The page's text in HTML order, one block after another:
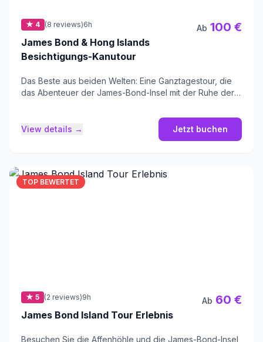
★ 4 (8 reviews)6h
James Bond & Hong Islands
Besichtigungs-Kanutour
Ab 100 €
Das Beste aus beiden Welten: Eine Ganztagestour, die
das Abenteuer der James-Bond-Insel mit der Ruhe der
View details → Jetzt buchen
TOP BEWERTET
★ 5 (2 reviews)9h
James Bond Island Tour Erlebnis
Ab 60 €
Besuchen Sie die Affenhöhle und die James-Bond-Insel